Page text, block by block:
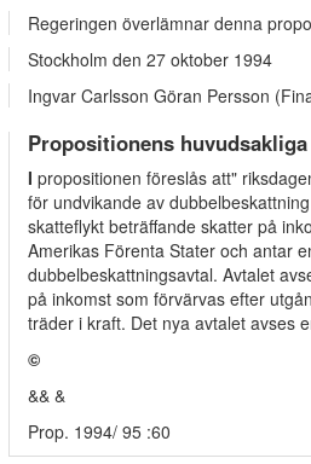
Regeringen överlämnar denna
Stockholm den 27 oktober 1994
Ingvar Carlsson Göran Persson
Propositionens
I propositionen föreslås att"
för undvikande av
skatteflykt beträffande skatter på
Amerikas Förenta Stater och antar
dubbelbeskattningsavtal. Avtalet
på inkomst som förvärvas efter
träder i kraft. Det nya avtalet avses
©
&& &
Prop. 1994/ 95 :60